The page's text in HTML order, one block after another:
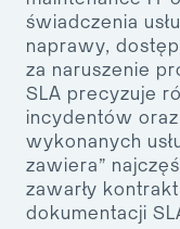
świadczenia
naprawy,
za naruszenie
SLA precyzuje
incydentów
wykonanych
zawiera”
zawarły
dokumentacji